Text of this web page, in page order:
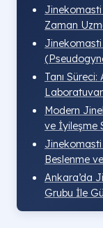
Zaman
Jinekomasti
Tanı
Laboratuvar
Modern
ve İyileşme
Jinekomasti
Beslenme
Ankara’da
Grubu İle